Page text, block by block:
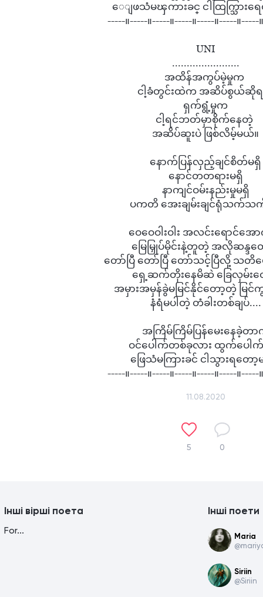
ေျဖသံမၾကားခင္ ငါထြက္သြားရ
-----။-----။-----။-----။-----။-----။-----
UNI
.......................
အထိန်အကွပ်မဲ့မှုက
ငါ့ခံတွင်းထဲက အဆိပ်စွယ်ဆိုရ
ရှက်ရွံ့မှုက
ငါ့ရင်ဘတ်မှာစိုက်နေတဲ့
အဆိပ်ဆူးပဲ ဖြစ်လိမ့်မယ်။
နောက်ပြန်လှည့်ချင်စိတ်မရှိ
နောင်တတရားမရှိ
နာကျင်ဝမ်းနည်းမှုမရှိ
ပကတိ အေးချမ်းချင်ရုံသက်သက်
ဝေဝေဝါးဝါး အလင်းရောင်အ
မြေမြှုပ်မိုင်းနဲ့တူတဲ့ အလိုဆန္ဒတွ
တော်ပြီ တော်ပြီ တော်သင့်ပြီလို့ သတိပ
ရှေ့ဆက်တိုးနေမိဆဲ ခြေလှမ်း
အမှားအမှန်ခွဲမမြင်နိုင်တော့တဲ့ မြင်
နံရံမပါတဲ့ တံခါးတစ်ချပ်....
အကြိမ်ကြိမ်ပြန်မေးနေခဲ့တ
ဝင်ပေါက်တစ်ခုလား ထွက်ပေါ
ဖြေသံမကြားခင် ငါသွားရတေ
-----။-----။-----။-----။-----။-----။-----
11.08.2020
5 0
Інші вірші поета
For...
Інші поети
Maria
Siriin
@Siriin